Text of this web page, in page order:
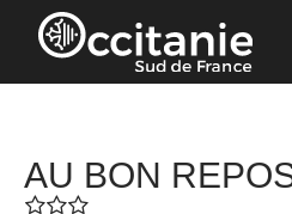
Panneau de gestion des cookies
AU BON